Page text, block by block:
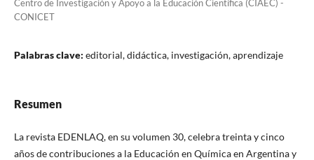
Centro de Investigación y Apoyo a la Educación Científica (CIAEC) -
CONICET
Palabras clave: editorial, didáctica, investigación, aprendizaje
Resumen
La revista EDENLAQ, en su volumen 30, celebra treinta y cinco
años de contribuciones a la Educación en Química en Argentina y